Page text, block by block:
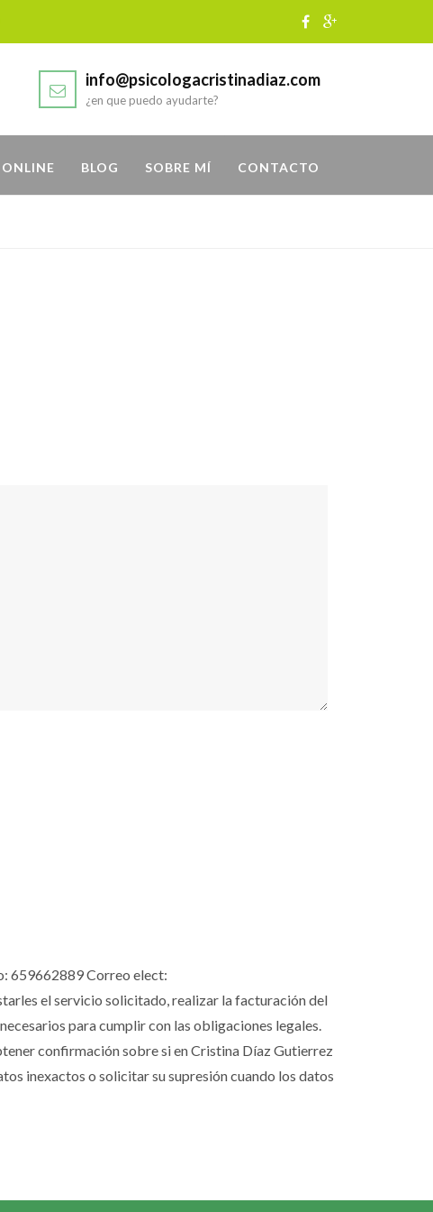
info@psicologacristinadiaz.com
¿en que puedo ayudarte?
BLOG SOBRE MÍ CONTACTO
659662889 Correo elect:
el servicio solicitado, realizar la facturación del
para cumplir con las obligaciones legales.
confirmación sobre si en Cristina Díaz Gutierrez
inexactos o solicitar su supresión cuando los datos